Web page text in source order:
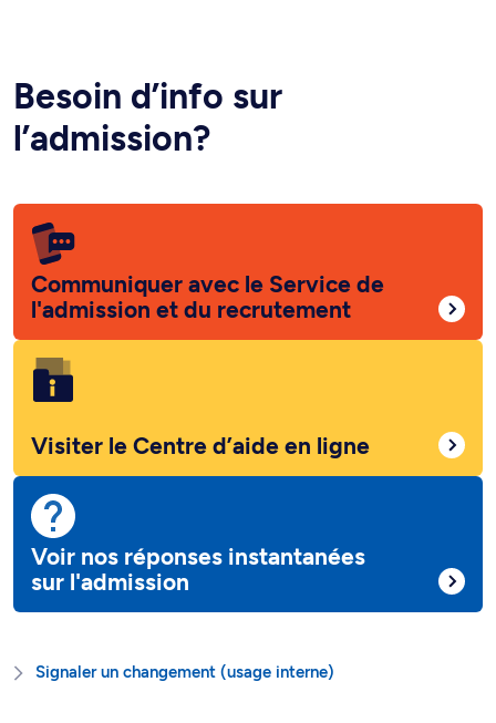
Besoin d’info sur
l’admission?
Communiquer avec le Service de
l'admission et du recrutement
Visiter le Centre d’aide en ligne
Voir nos réponses instantanées
sur l'admission
Signaler un changement (usage interne)